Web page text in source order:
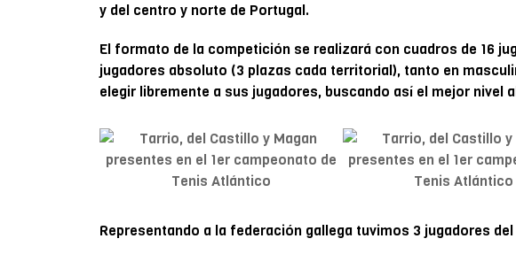
y del centro y norte de Portugal.
El formato de la competición se realizará con cuadros de 16
jugadores absoluto (3 plazas cada territorial), tanto en
elegir libremente a sus jugadores, buscando así el mejor nivel
Representando a la federación gallega tuvimos 3 jugadores